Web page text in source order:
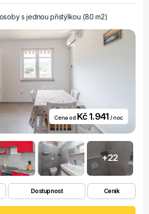
s jednou přistýlkou (80 m2)
Cena od Kč 1.941 / noc
+22
Dostupnost Ceník